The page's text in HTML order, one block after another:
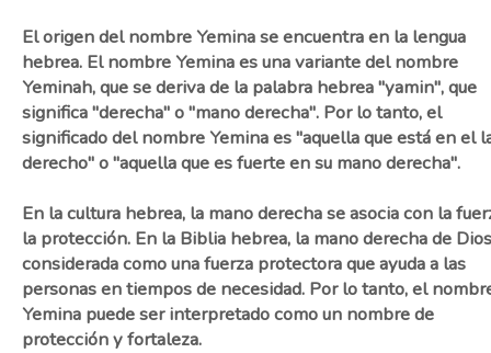
El origen del nombre Yemina se encuentra en la lengua
hebrea. El nombre Yemina es una variante del nombre
Yeminah, que se deriva de la palabra hebrea "yamin", que
significa "derecha" o "mano derecha". Por lo tanto, el
significado del nombre Yemina es "aquella que está en el
derecho" o "aquella que es fuerte en su mano derecha".
En la cultura hebrea, la mano derecha se asocia con la
la protección. En la Biblia hebrea, la mano derecha de
considerada como una fuerza protectora que ayuda a las
personas en tiempos de necesidad. Por lo tanto, el
Yemina puede ser interpretado como un nombre de
protección y fortaleza.